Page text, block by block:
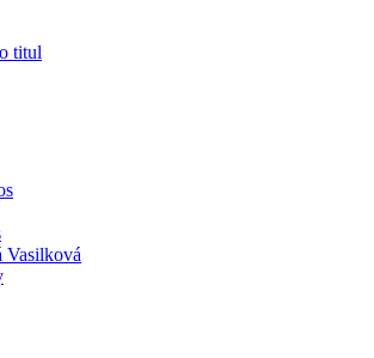
titul
Vasilková